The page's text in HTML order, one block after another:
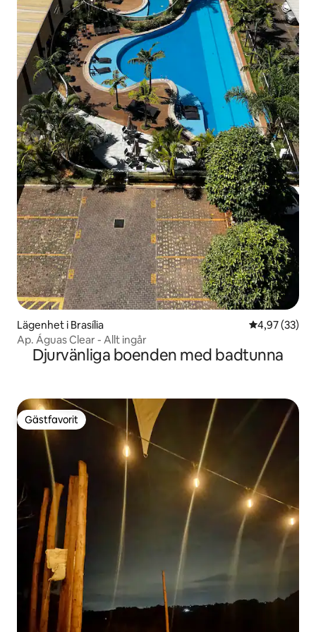
Lägenhet i Brasília 4,97 av 5 i
4,97 (33)
Ap. Águas Clear - Allt ingår
Djurvänliga boenden med badtunna
Gästfavorit
Gästfavorit